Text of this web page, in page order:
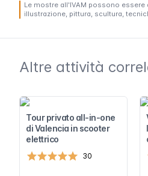
Le mostre all'IVAM possono
illustrazione, pittura, scultura,
Altre attività
Tour privato all-in-one
di Valencia in scooter
elettrico
30